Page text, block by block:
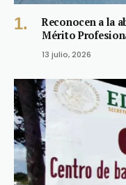
Reconocen a la
Mérito
13 julio, 2026